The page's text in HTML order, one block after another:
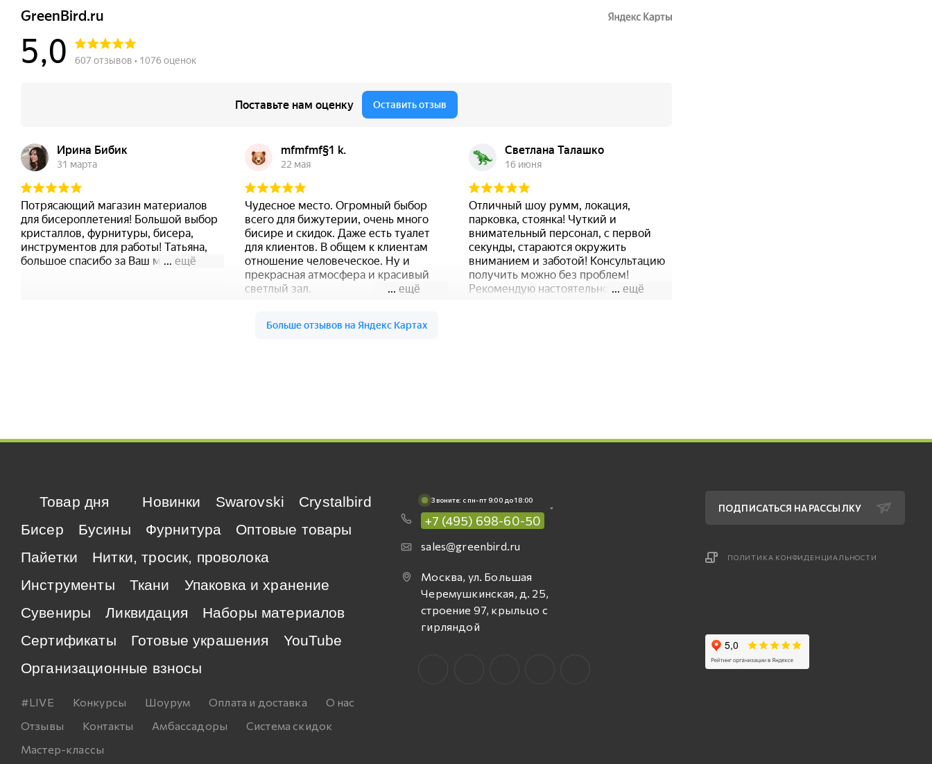
Товар дня Новинки Swarovski
Crystalbird
Бисер
Бусины Фурнитура
Оптовые товары
Пайетки
Нитки, тросик, проволока
Инструменты
Ткани
Упаковка и хранение
Сувениры
Ликвидация
Наборы материалов
Сертификаты
Готовые украшения
YouTube
Организационные взносы
#LIVE Конкурсы Шоурум Оплата и доставка
О нас
Отзывы
Контакты Амбассадоры
Система скидок
Мастер-классы
Звоните: c пн-пт 9:00 до 18:00
+7 (495) 698-60-50
sales@greenbird.ru
Москва, ул. Большая
Черемушкинская, д. 25,
строение 97, крыльцо с
гирляндой
ПОДПИСАТЬСЯ НА РАССЫЛКУ
ПОЛИТИКА КОНФИДЕНЦИАЛЬНОСТИ